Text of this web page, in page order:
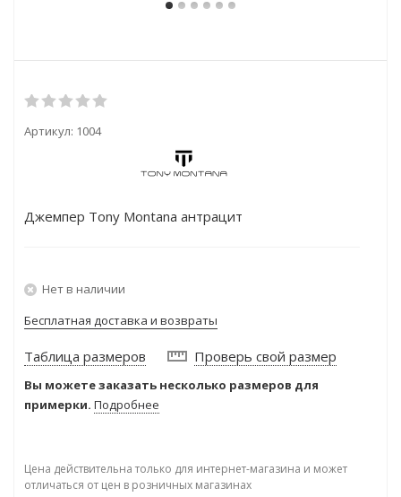
Артикул: 1004
Джемпер Tony Montana антрацит
Нет в наличии
Бесплатная доставка и возвраты
Таблица размеров Проверь свой размер
Вы можете заказать несколько размеров для
примерки. Подробнее
Цена действительна только для интернет-магазина и может
отличаться от цен в розничных магазинах